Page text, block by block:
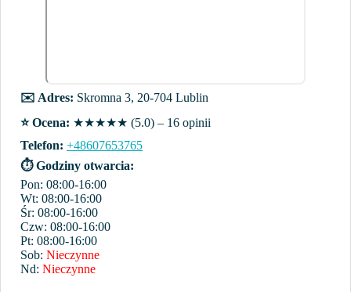
✉️ Adres: Skromna 3, 20-704 Lublin
⭐️ Ocena: ★★★★★ (5.0) – 16 opinii
Telefon: +48607653765
⏱ Godziny otwarcia:
Pon: 08:00-16:00
Wt: 08:00-16:00
Śr: 08:00-16:00
Czw: 08:00-16:00
Pt: 08:00-16:00
Sob: Nieczynne
Nd: Nieczynne